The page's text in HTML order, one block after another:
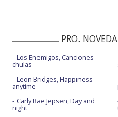
PRO.
Los Enemigos, Canciones
chulas
Leon Bridges, Happiness
anytime
Carly Rae Jepsen, Day and
night